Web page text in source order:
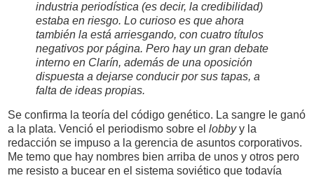
industria periodística (es decir, la credibilidad)
estaba en riesgo. Lo curioso es que ahora
también la está arriesgando, con cuatro títulos
negativos por página. Pero hay un gran debate
interno en Clarín, además de una oposición
dispuesta a dejarse conducir por sus tapas, a
falta de ideas propias.
Se confirma la teoría del código genético. La sangre le ganó
a la plata. Venció el periodismo sobre el lobbyy la
redacción se impuso a la gerencia de asuntos corporativos.
Me temo que hay nombres bien arriba de unos y otros pero
me resisto a bucear en el sistema soviético que todavía